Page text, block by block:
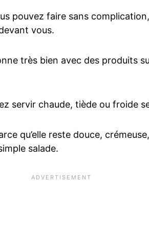
pouvez faire sans
vous.
très bien avec des produits
servir chaude, tiède ou froide
qu’elle reste douce,
salade.